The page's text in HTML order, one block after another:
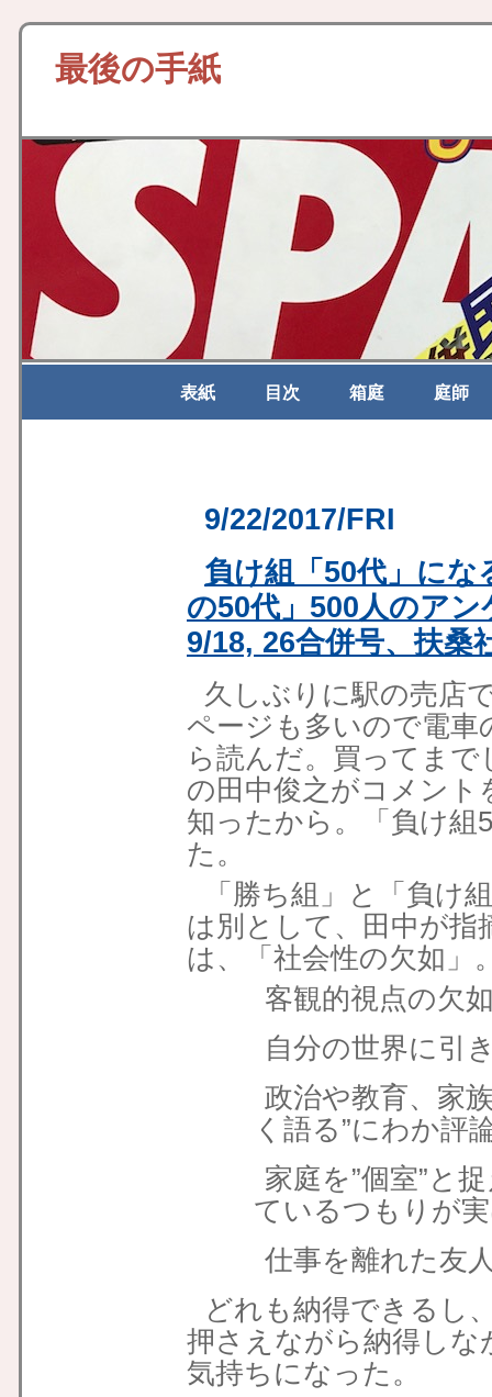
最後の手紙
表紙 目次 箱庭 庭師
9/22/2017/FRI
負け組「50代」にな
の50代」500人のア
9/18, 26合併号、扶桑
久しぶりに駅の売店
ページも多いので電
ら読んだ。買ってま
の田中俊之がコメン
知ったから。「負け組
た。
「勝ち組」と「負け
は別として、田中が指
は、「社会性の欠如」
客観的視点の欠
自分の世界に引
政治や教育、家
く語る”にわか評
家庭を”個室”と
ているつもりが
仕事を離れた友
どれも納得できるし
押さえながら納得し
気持ちになった。